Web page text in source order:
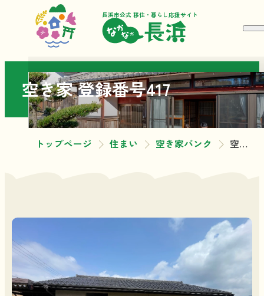
長浜市公式 移住・暮らし応援サイト
空き家 登録番号417
トップページ 住まい 空き家バンク 空き家 登録番号417